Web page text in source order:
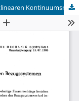
Vergleich der Grundgleichungen der nichtlinearen Kontinuumsmechanik fester Körper in verschiedenen Bezugssystemen